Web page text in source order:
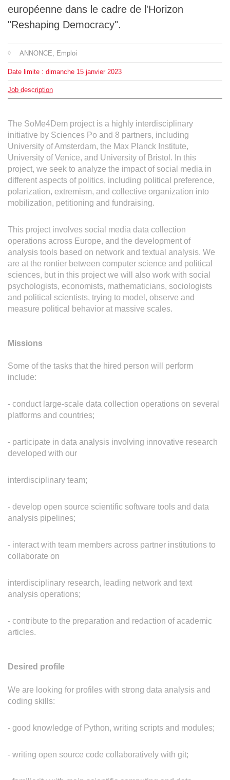
européenne dans le cadre de l'Horizon
"Reshaping Democracy".
ANNONCE , Emploi
Date limite : dimanche 15 janvier 2023
Job description
The SoMe4Dem project is a highly interdisciplinary
initiative by Sciences Po and 8 partners, including
University of Amsterdam, the Max Planck Institute,
University of Venice, and University of Bristol. In this
project, we seek to analyze the impact of social media in
different aspects of politics, including political preference,
polarization, extremism, and collective organization into
mobilization, petitioning and fundraising.
This project involves social media data collection
operations across Europe, and the development of
analysis tools based on network and textual analysis. We
are at the rontier between computer science and political
sciences, but in this project we will also work with social
psychologists, economists, mathematicians, sociologists
and political scientists, trying to model, observe and
measure political behavior at massive scales.
Missions
Some of the tasks that the hired person will perform
include:
- conduct large-scale data collection operations on several
platforms and countries;
- participate in data analysis involving innovative research
developed with our
interdisciplinary team;
- develop open source scientific software tools and data
analysis pipelines;
- interact with team members across partner institutions to
collaborate on
interdisciplinary research, leading network and text
analysis operations;
- contribute to the preparation and redaction of academic
articles.
Desired profile
We are looking for profiles with strong data analysis and
coding skills:
- good knowledge of Python, writing scripts and modules;
- writing open source code collaboratively with git;